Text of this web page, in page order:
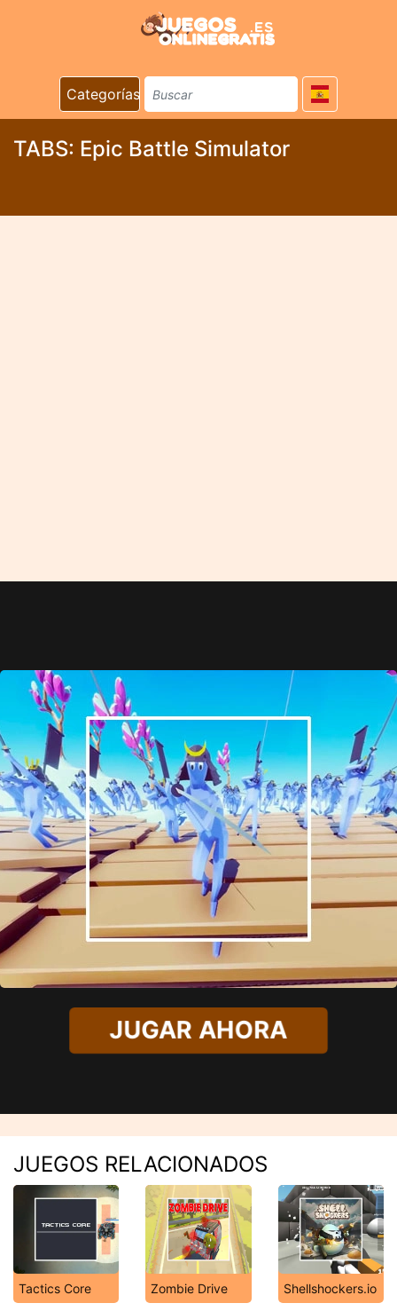
Categorías
TABS: Epic Battle Simulator
JUGAR AHORA
JUEGOS RELACIONADOS
Tactics Core Zombie Drive Shellshockers.io